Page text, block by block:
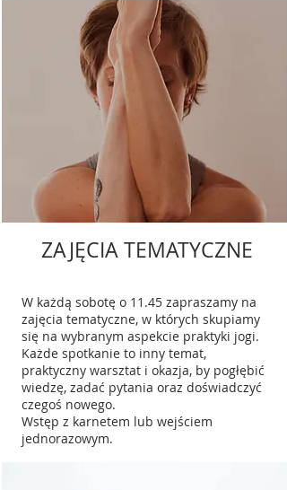
ZAJĘCIA TEMATYCZNE
W każdą sobotę o 11.45 zapraszamy na
zajęcia tematyczne, w których skupiamy
się na wybranym aspekcie praktyki jogi.
Każde spotkanie to inny temat,
praktyczny warsztat i okazja, by pogłębić
wiedzę, zadać pytania oraz doświadczyć
czegoś nowego.
Wstęp z karnetem lub wejściem
jednorazowym.